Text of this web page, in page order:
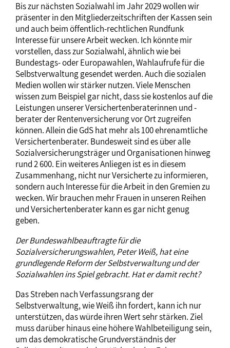
Bis zur nächsten Sozialwahl im Jahr 2029 wollen wir
präsenter in den Mitgliederzeitschriften der Kassen sein
und auch beim öffentlich-rechtlichen Rundfunk
Interesse für unsere Arbeit wecken. Ich könnte mir
vorstellen, dass zur Sozialwahl, ähnlich wie bei
Bundestags- oder Europawahlen, Wahlaufrufe für die
Selbstverwaltung gesendet werden. Auch die sozialen
Medien wollen wir stärker nutzen. Viele Menschen
wissen zum Beispiel gar nicht, dass sie kostenlos auf die
Leistungen unserer Versichertenberaterinnen und -
berater der Rentenversicherung vor Ort zugreifen
können. Allein die GdS hat mehr als 100 ehrenamtliche
Versichertenberater. Bundesweit sind es über alle
Sozialversicherungsträger und Organisationen hinweg
rund 2 600. Ein weiteres Anliegen ist es in diesem
Zusammenhang, nicht nur Versicherte zu informieren,
sondern auch Interesse für die Arbeit in den Gremien zu
wecken. Wir brauchen mehr Frauen in unseren Reihen
und Versichertenberater kann es gar nicht genug
geben.
Der Bundeswahlbeauftragte für die
Sozialversicherungswahlen, Peter Weiß, hat eine
grundlegende Reform der Selbstverwaltung und der
Sozialwahlen ins Spiel gebracht. Hat er damit recht?
Das Streben nach Verfassungsrang der
Selbstverwaltung, wie Weiß ihn fordert, kann ich nur
unterstützen, das würde ihren Wert sehr stärken. Ziel
muss darüber hinaus eine höhere Wahlbeteiligung sein,
um das demokratische Grundverständnis der